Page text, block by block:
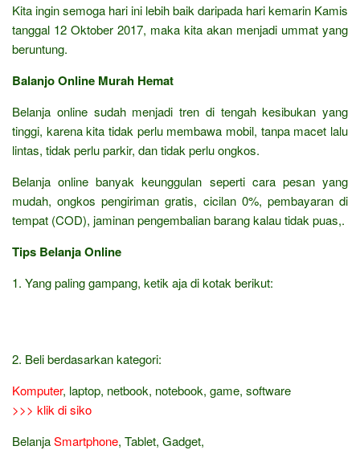
Kita ingin semoga hari ini lebih baik daripada hari kemarin Kamis
tanggal 12 Oktober 2017, maka kita akan menjadi ummat yang
beruntung.
Balanjo Online Murah Hemat
Belanja online sudah menjadi tren di tengah kesibukan yang
tinggi, karena kita tidak perlu membawa mobil, tanpa macet lalu
lintas, tidak perlu parkir, dan tidak perlu ongkos.
Belanja online banyak keunggulan seperti cara pesan yang
mudah, ongkos pengiriman gratis, cicilan 0%, pembayaran di
tempat (COD), jaminan pengembalian barang kalau tidak puas,.
Tips Belanja Online
1. Yang paling gampang, ketik aja di kotak berikut:
2. Beli berdasarkan kategori:
Komputer, laptop, netbook, notebook, game, software
>>> klik di siko
BelanjaSmartphone, Tablet, Gadget,